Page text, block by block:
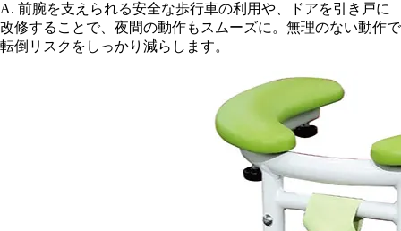
A. 前腕を支えられる安全な歩行車の利用や、ドアを引き戸に
改修することで、夜間の動作もスムーズに。無理のない動作で
転倒リスクをしっかり減らします。